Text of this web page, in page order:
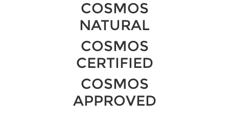
COSMOS
NATURAL
COSMOS
CERTIFIED
COSMOS
APPROVED